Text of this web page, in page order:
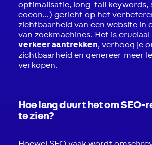
optimalisatie, long-tail keywords,
cocon...) gericht op het
zichtbaarheid van een website in
van zoekmachines. Het is cruciaal
verkeer aantrekken, verhoog je
zichtbaarheid en genereer meer
verkopen.
Hoe lang duurt het om
te zien?